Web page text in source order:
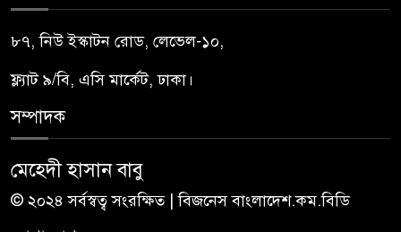
৮৭, নিউ ইস্কাটন রোড, লেভেল-১০,
ফ্ল্যাট ৯/বি, এসি মার্কেট, ঢাকা।
সম্পাদক
মেহেদী হাসান বাবু
© ২০২৪ সর্বস্বত্ব সংরক্ষিত | বিজনেস বাংলাদেশ.কম.বিডি